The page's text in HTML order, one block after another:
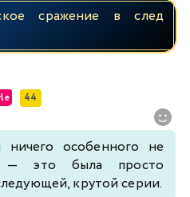
сражение в след
44
особенного не
— это была просто
крутой серии.